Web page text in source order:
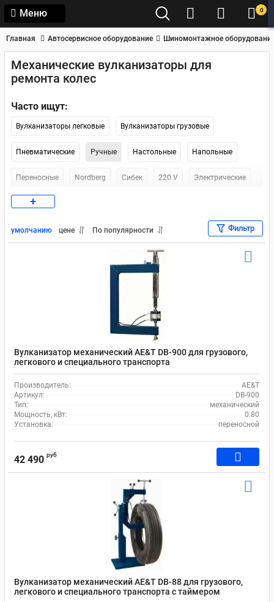
Меню 0
Главная Автосервисное оборудование Шиномонтажное
Механические вулканизаторы для
ремонта колес
Часто ищут:
Вулканизаторы легковые Вулканизаторы грузовые
Пневматические Ручные Настольные Напольные
Переносные Nordberg Сибек 220 V Электрические
Комплекс
+
умолчанию цене По популярности Фильтр
Вулканизатор механический AE&T DB-900 для грузового,
легкового и специального транспорта
Производитель:
AE&T
Артикул:
DB-900
Тип:
механический
Мощность, кВт:
0.80
Установка:
переносной
42 490 руб
Вулканизатор механический AE&T DB-88 для грузового,
легкового и специального транспорта с таймером